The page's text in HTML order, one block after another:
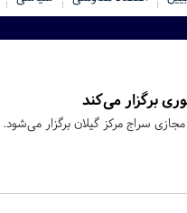
برگزار می‌کند
سراج مرکز گیلان برگزار می‌شود.